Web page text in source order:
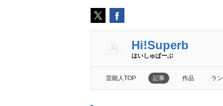
Hi!Superb
はいしゅぱーぶ
芸能人TOP 記事 作品 ラ